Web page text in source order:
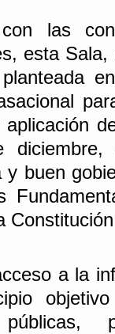
las
esta
aplicación
y buen
a la